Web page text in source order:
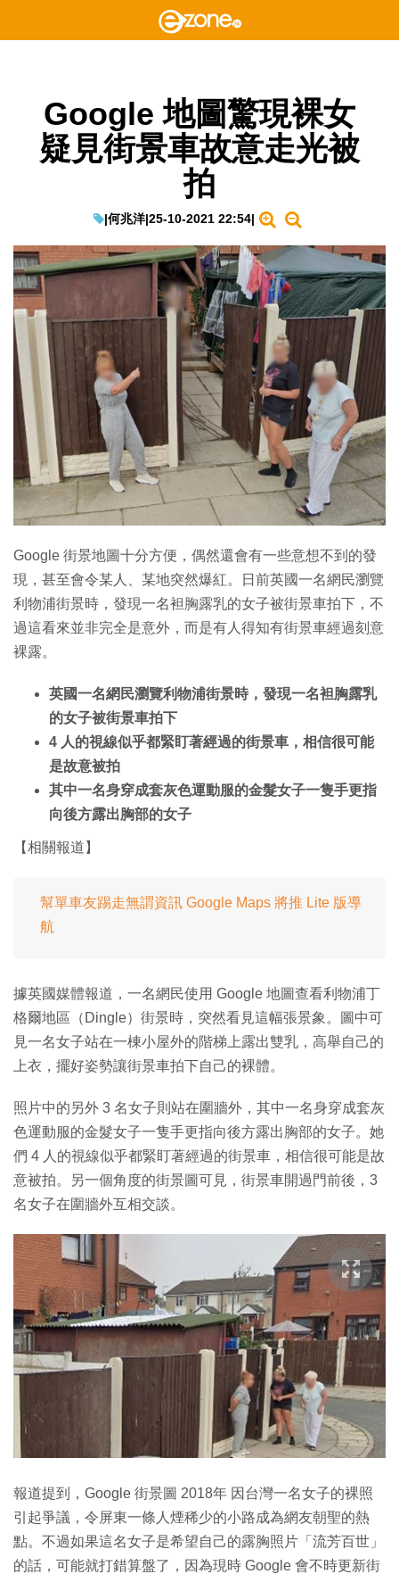
Google 地圖驚現裸女
疑見街景車故意走光被
拍
|何兆洋|25-10-2021 22:54|
Google 街景地圖十分方便，偶然還會有一些意想不到的發
現，甚至會令某人、某地突然爆紅。日前英國一名網民瀏覽
利物浦街景時，發現一名袒胸露乳的女子被街景車拍下，不
過這看來並非完全是意外，而是有人得知有街景車經過刻意
裸露。
英國一名網民瀏覽利物浦街景時，發現一名袒胸露乳
的女子被街景車拍下
4 人的視線似乎都緊盯著經過的街景車，相信很可能
是故意被拍
其中一名身穿成套灰色運動服的金髮女子一隻手更指
向後方露出胸部的女子
【相關報道】
幫單車友踢走無謂資訊 Google Maps 將推 Lite 版導
航
據英國媒體報道，一名網民使用 Google 地圖查看利物浦丁
格爾地區（Dingle）街景時，突然看見這幅張景象。圖中可
見一名女子站在一棟小屋外的階梯上露出雙乳，高舉自己的
上衣，擺好姿勢讓街景車拍下自己的裸體。
照片中的另外 3 名女子則站在圍牆外，其中一名身穿成套灰
色運動服的金髮女子一隻手更指向後方露出胸部的女子。她
們 4 人的視線似乎都緊盯著經過的街景車，相信很可能是故
意被拍。另一個角度的街景圖可見，街景車開過門前後，3
名女子在圍牆外互相交談。
報道提到，Google 街景圖 2018年 因台灣一名女子的裸照
引起爭議，令屏東一條人煙稀少的小路成為網友朝聖的熱
點。不過如果這名女子是希望自己的露胸照片「流芳百世」
的話，可能就打錯算盤了，因為現時 Google 會不時更新街